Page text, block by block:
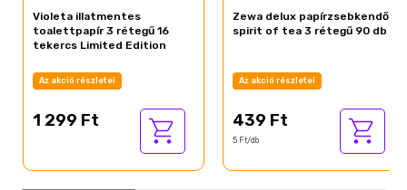
Violeta illatmentes
toalettpapír 3 rétegű 16
tekercs Limited Edition
Az akció részletei
1 299 Ft
Zewa delux papírzsebkendő
spirit of tea 3 rétegű 90 db
Az akció részletei
439 Ft
5 Ft/db